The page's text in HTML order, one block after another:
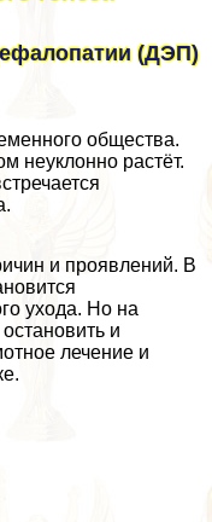
(ДЭП)
общества.
неуклонно растёт.
и проявлений. В
ухода. Но на
и
лечение и